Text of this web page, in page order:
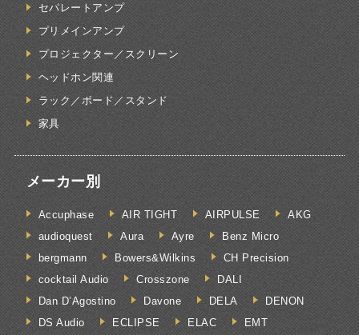
セパレートアンプ
プリメインアンプ
プロジェクター／スクリーン
ヘッドホン関連
ラック／ボード／スタンド
家具
メーカー別
Accuphase AIR TIGHT AIRPULSE
AKG
audioquest
Aura Ayre
Benz Micro
bergmann
Bowers&Wilkins
CH Precision
cocktail Audio
Crosszone
DALI
Dan D’Agostino
Davone DELA
DENON
DS Audio
ECLIPSE ELAC
EMT